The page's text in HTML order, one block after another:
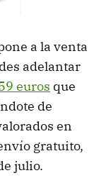
a la venta
adelantar
euros que
de
en
gratuito,
julio.